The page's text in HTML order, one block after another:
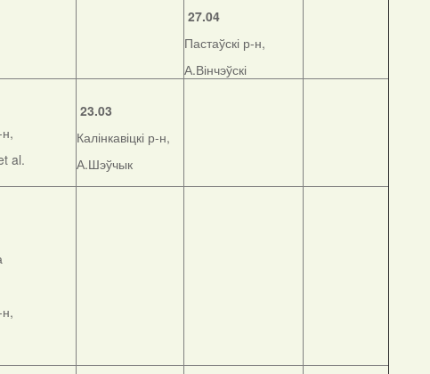
27.04
Пастаўскі р-н,
А.Вінчэўскі
н,
al.
23.03
Калінкавіцкі р-н,
А.Шэўчык
н,